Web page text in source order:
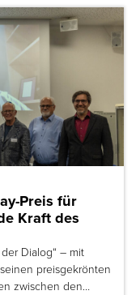
Preis für
Kraft des
Dialog“ – mit
preisgekrönten
zwischen den…